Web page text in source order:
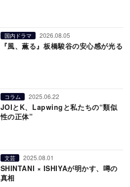
国内ドラマ 2026.08.05
『風、薫る』板橋駿谷の安心感が光る
コラム 2025.06.22
JOIとK、Lapwingと私たちの“類似
性の正体”
文芸 2025.08.01
SHINTANI × ISHIYAが明かす、噂の
真相